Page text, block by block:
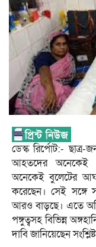
ডেস্ক রির্পোট:-
আহতদের অনেকেই
অনেকেই বুলেটের
করেছেন। সেই সঙ্গে
আরও বাড়ছে। এতে
পঙ্গুত্বসহ বিভিন্ন
দাবি জানিয়েছেন